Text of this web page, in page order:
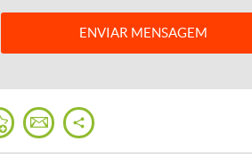
ENVIAR MENSAGEM